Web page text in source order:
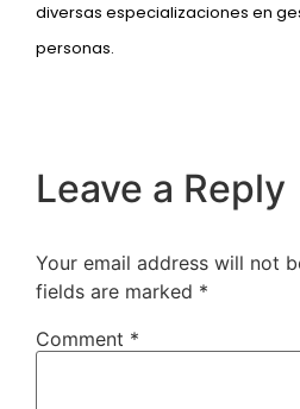
diversas especializaciones en
personas.
Leave a Reply
Your email address will not
fields are marked *
Comment *